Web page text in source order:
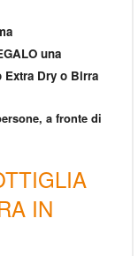
una
Extra Dry o Birra
a fronte di
IN